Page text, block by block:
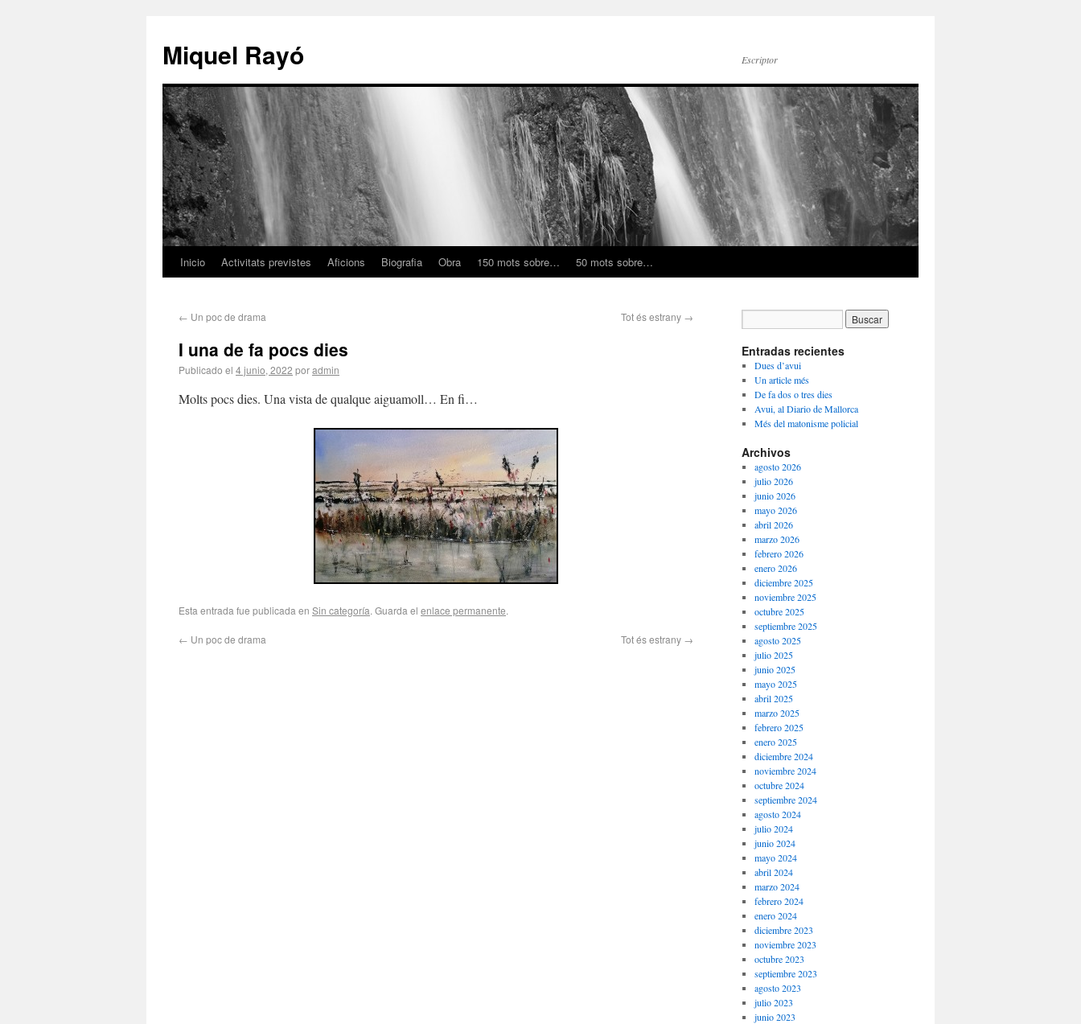
Miquel Rayó Escriptor
Inicio Activitats previstes Aficions Biografia Obra 150 mots sobre… 50 mots sobre…
← Un poc de drama Tot és estrany →
I una de fa pocs dies
Publicado el 4 junio, 2022 poradmin
Molts pocs dies. Una vista de qualque aiguamoll… En fi…
Esta entrada fue publicada en Sin categoría. Guarda el enlace permanente.
← Un poc de drama Tot és estrany →
Entradas recientes
Dues d’avui
Un article més
De fa dos o tres dies
Avui, al Diario de Mallorca
Més del matonisme policial
Archivos
agosto 2026
julio 2026
junio 2026
mayo 2026
abril 2026
marzo 2026
febrero 2026
enero 2026
diciembre 2025
noviembre 2025
octubre 2025
septiembre 2025
agosto 2025
julio 2025
junio 2025
mayo 2025
abril 2025
marzo 2025
febrero 2025
enero 2025
diciembre 2024
noviembre 2024
octubre 2024
septiembre 2024
agosto 2024
julio 2024
junio 2024
mayo 2024
abril 2024
marzo 2024
febrero 2024
enero 2024
diciembre 2023
noviembre 2023
octubre 2023
septiembre 2023
agosto 2023
julio 2023
junio 2023